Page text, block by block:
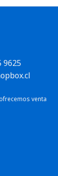
9625
venta